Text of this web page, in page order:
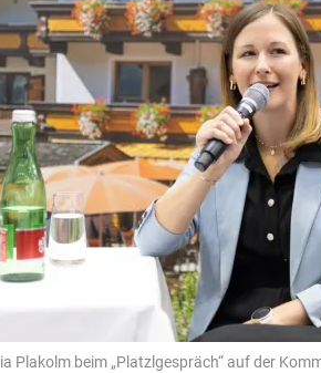
Plakolm beim „Platzlgespräch“ auf der